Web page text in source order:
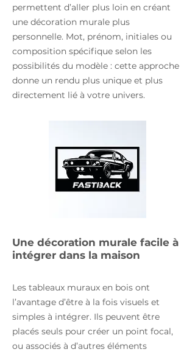
permettent d’aller plus loin en créant
une décoration murale plus
personnelle. Mot, prénom, initiales ou
composition spécifique selon les
possibilités du modèle : cette approche
donne un rendu plus unique et plus
directement lié à votre univers.
Une décoration murale facile à
intégrer dans la maison
Les tableaux muraux en bois ont
l’avantage d’être à la fois visuels et
simples à intégrer. Ils peuvent être
placés seuls pour créer un point focal,
ou associés à d’autres éléments